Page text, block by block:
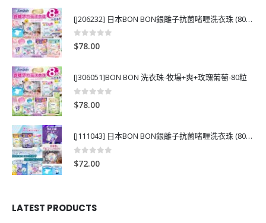
[J206232] 日本BON BON銀離子抗菌啫喱洗衣珠 (80粒)
0out of 5
$78.00
[J306051]BON BON 洗衣珠-牧場+爽+玫瑰葡萄-80粒
0out of 5
$78.00
[J111043] 日本BON BON銀離子抗菌啫喱洗衣珠 (80粒)
0
$72.00
LATEST PRODUCTS